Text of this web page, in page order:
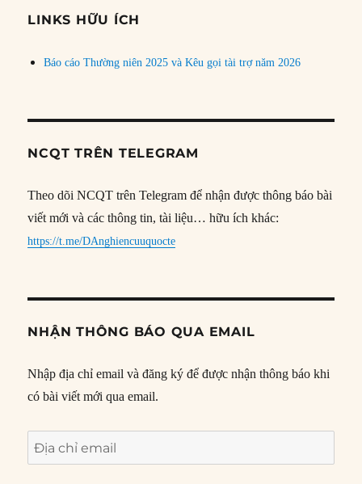
đề
LINKS HỮU ÍCH
Báo cáo Thường niên 2025 và Kêu gọi tài trợ năm 2026
NCQT TRÊN TELEGRAM
Theo dõi NCQT trên Telegram để nhận được thông báo bài
viết mới và các thông tin, tài liệu… hữu ích khác:
https://t.me/DAnghiencuuquocte
NHẬN THÔNG BÁO QUA EMAIL
Nhập địa chỉ email và đăng ký để được nhận thông báo khi
có bài viết mới qua email.
Địa
chỉ